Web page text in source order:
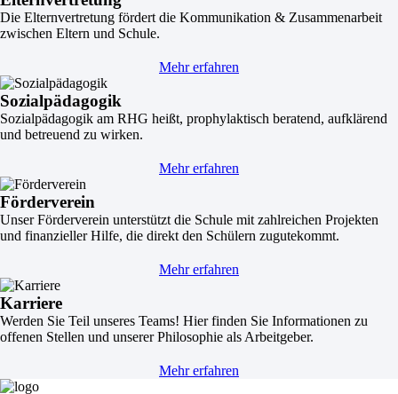
Die Elternvertretung fördert die Kommunikation & Zusammenarbeit
zwischen Eltern und Schule.
Mehr erfahren
Sozialpädagogik
Sozialpädagogik am RHG heißt, prophylaktisch beratend, aufklärend
und betreuend zu wirken.
Mehr erfahren
Förderverein
Unser Förderverein unterstützt die Schule mit zahlreichen Projekten
und finanzieller Hilfe, die direkt den Schülern zugutekommt.
Mehr erfahren
Karriere
Werden Sie Teil unseres Teams! Hier finden Sie Informationen zu
offenen Stellen und unserer Philosophie als Arbeitgeber.
Mehr erfahren